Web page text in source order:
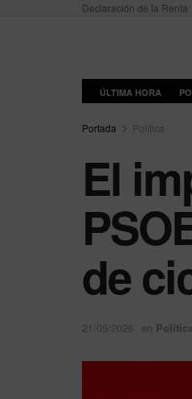
Declaración de la Renta
ÚLTIMA HORA
Portada Política
El
de
21/05/2026 en Política